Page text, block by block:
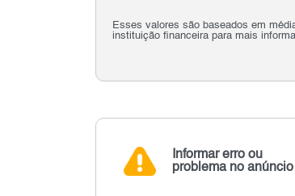
Esses valores são baseados em
instituição financeira para mais
Informar erro ou
problema no anúncio